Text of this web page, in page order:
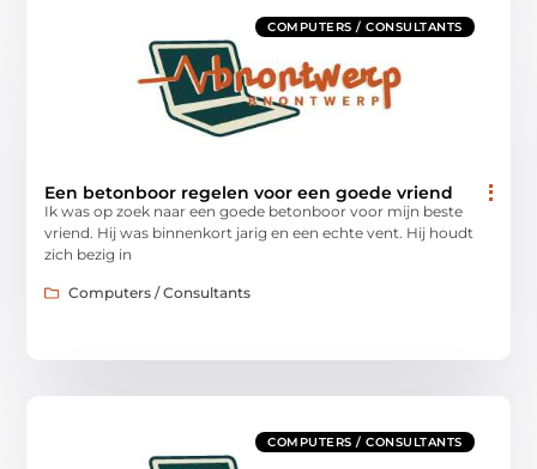
COMPUTERS / CONSULTANTS
Een betonboor regelen voor een goede vriend
Ik was op zoek naar een goede betonboor voor mijn beste
vriend. Hij was binnenkort jarig en een echte vent. Hij houdt
zich bezig in
Computers / Consultants
COMPUTERS / CONSULTANTS